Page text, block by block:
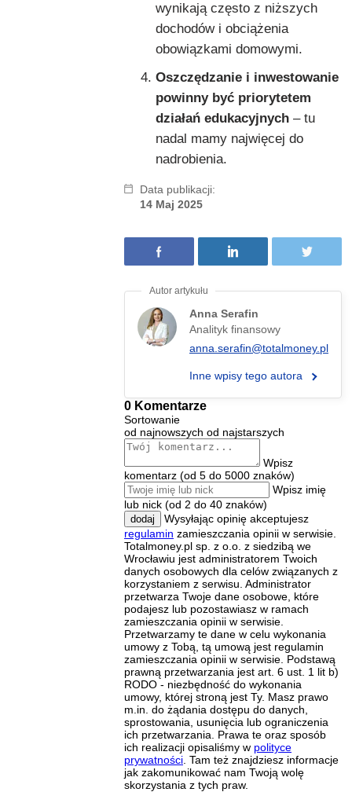
wynikają często z niższych
dochodów i obciążenia
obowiązkami domowymi.
Oszczędzanie i inwestowanie
powinny być priorytetem
działań edukacyjnych – tu
nadal mamy najwięcej do
nadrobienia.
Data publikacji:
14 Maj 2025
Anna Serafin
Analityk finansowy
anna.serafin@totalmoney.pl
Inne wpisy tego autora
0 Komentarze
Sortowanie
od najnowszych od najstarszych
Wpisz
komentarz (od 5 do 5000 znaków)
Wpisz imię
lub nick (od 2 do 40 znaków)
dodaj
Wysyłając opinię akceptujesz
regulamin zamieszczania opinii w serwisie.
Totalmoney.pl sp. z o.o. z siedzibą we
Wrocławiu jest administratorem Twoich
danych osobowych dla celów związanych z
korzystaniem z serwisu. Administrator
przetwarza Twoje dane osobowe, które
podajesz lub pozostawiasz w ramach
zamieszczania opinii w serwisie.
Przetwarzamy te dane w celu wykonania
umowy z Tobą, tą umową jest regulamin
zamieszczania opinii w serwisie. Podstawą
prawną przetwarzania jest art. 6 ust. 1 lit b)
RODO - niezbędność do wykonania
umowy, której stroną jest Ty. Masz prawo
m.in. do żądania dostępu do danych,
sprostowania, usunięcia lub ograniczenia
ich przetwarzania. Prawa te oraz sposób
ich realizacji opisaliśmy w polityce
prywatności . Tam też znajdziesz informacje
jak zakomunikować nam Twoją wolę
skorzystania z tych praw.